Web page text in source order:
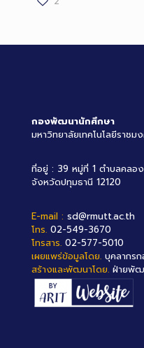
กองพัฒนานักศึกษา
มหาวิทยาลัยเทคโนโลยีราช
ที่อยู่ : 39 หมู่ที่ 1 ตำบลคลอ
จังหวัดปทุมธานี 12120
E-mail : sd@rmutt.ac.th
โทร. 02-549-3670
โทรสาร. 02-577-5010
เผยแพร่ข้อมูลโดย. บุคลากร
สร้างและพัฒนาโดย. ฝ่ายพัฒ